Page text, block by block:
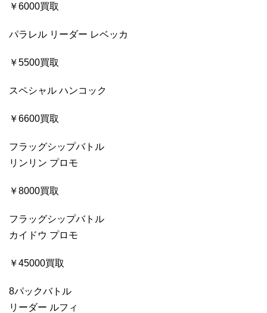
￥6000買取
パラレル リーダー レベッカ
￥5500買取
スペシャル ハンコック
￥6600買取
フラッグシップバトル
リンリン プロモ
￥8000買取
フラッグシップバトル
カイドウ プロモ
￥45000買取
8パックバトル
リーダー ルフィ